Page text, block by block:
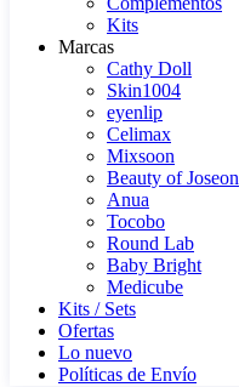
Kits
Marcas
Cathy Doll
Skin1004
eyenlip
Celimax
Mixsoon
Beauty of Joseon
Anua
Tocobo
Round Lab
Baby Bright
Medicube
Kits / Sets
Ofertas
Lo nuevo
Políticas de Envío